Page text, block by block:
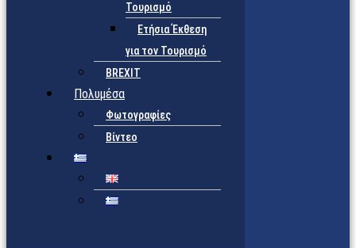
Τουρισμό
Ετήσια Έκθεση
για τον Τουρισμό
BREXIT
Πολυμέσα
Φωτογραφίες
Βίντεο